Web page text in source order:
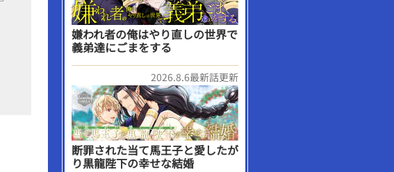
嫌われ者の俺はやり直しの世界で
義弟達にごまをする
2026.8.6最新話更新
断罪された当て馬王子と愛したが
り黒龍陛下の幸せな結婚